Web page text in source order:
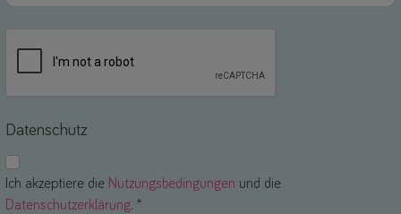
Datenschutz
Ich akzeptiere die Nutzungsbedingungen und die
Datenschutzerklärung. *